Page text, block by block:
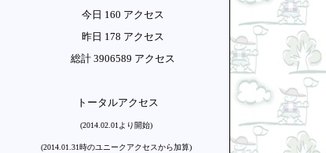
今日 160 アクセス
昨日 178 アクセス
総計 3906589 アクセス
トータルアクセス
(2014.02.01より開始)
(2014.01.31時のユニークアクセスから加算)